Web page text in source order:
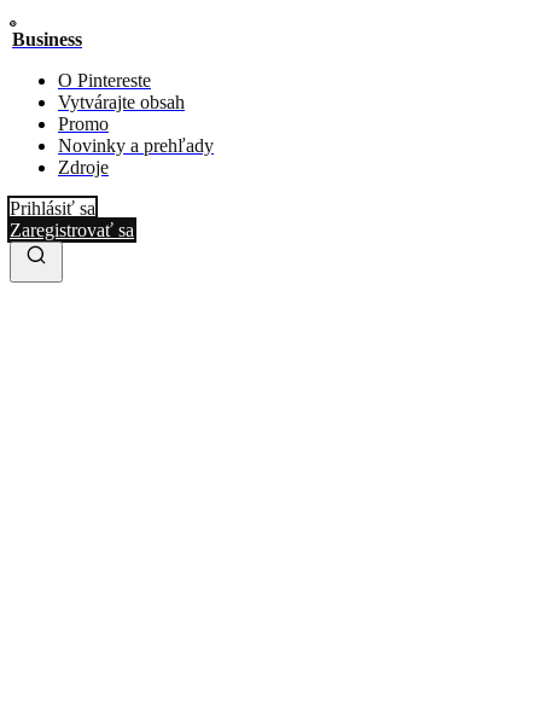
Business
O Pintereste
Vytvárajte obsah
Promo
Novinky a prehľady
Zdroje
Prihlásiť sa
Zaregistrovať sa